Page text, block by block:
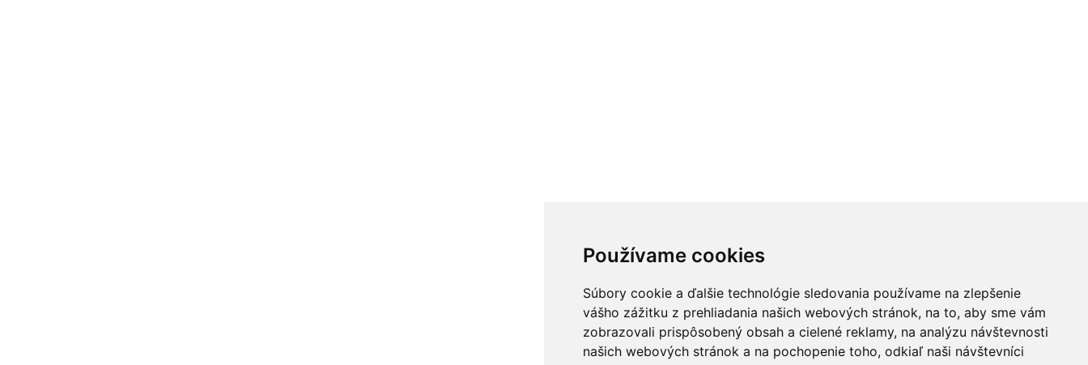
Používame cookies
Súbory cookie a ďalšie technológie sledovania používame na zlepšenie
vášho zážitku z prehliadania našich webových stránok, na to, aby sme vám
zobrazovali prispôsobený obsah a cielené reklamy, na analýzu návštevnosti
našich webových stránok a na pochopenie toho, odkiaľ naši návštevníci